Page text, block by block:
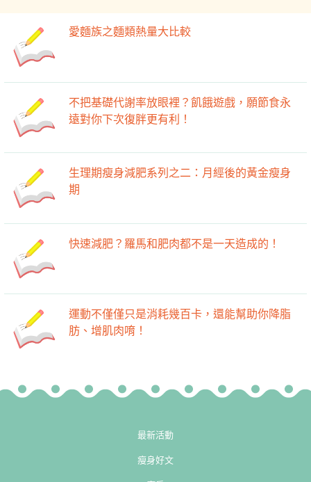
愛麵族之麵類熱量大比較
不把基礎代謝率放眼裡？飢餓遊戲，願節食永
遠對你下次復胖更有利！
生理期瘦身減肥系列之二：月經後的黃金瘦身
期
快速減肥？羅馬和肥肉都不是一天造成的！
運動不僅僅只是消耗幾百卡，還能幫助你降脂
肪、增肌肉唷！
最新活動
瘦身好文